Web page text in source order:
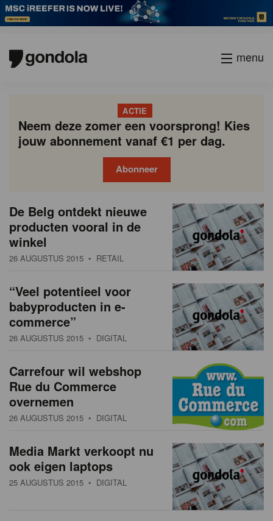
menu
ACTIE
Neem deze zomer een voorsprong! Kies
jouw abonnement vanaf €1 per dag.
Abonneer
N
e
u
w
s
o
e
c
De Belg ontdekt nieuwe
producten vooral in de
winkel
26 AUGUSTUS 2015 • RETAIL
“Veel potentieel voor
babyproducten in e-
commerce”
26 AUGUSTUS 2015 • DIGITAL
Carrefour wil webshop
Rue du Commerce
overnemen
26 AUGUSTUS 2015 • DIGITAL
Media Markt verkoopt nu
ook eigen laptops
25 AUGUSTUS 2015 • DIGITAL
P
a
g
i
a
t
i
o
Vorige
Page
Page
Page
Page
Current
page
Page
Page
Page
Page
Volgende
academy
society